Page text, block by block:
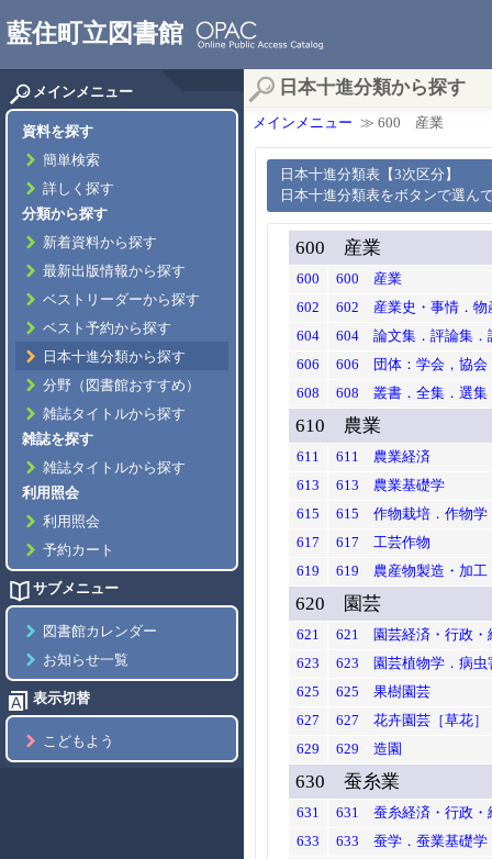
藍住町立図書館
メインメニュー
資料を探す
簡単検索
詳しく探す
分類から探す
新着資料から探す
最新出版情報から探す
ベストリーダーから探す
ベスト予約から探す
日本十進分類から探す
分野（図書館おすすめ）
雑誌タイトルから探す
雑誌を探す
雑誌タイトルから探す
利用照会
利用照会
予約カート
サブメニュー
図書館カレンダー
お知らせ一覧
表示切替
こどもよう
日本十進分類から探す
メインメニュー ≫ 600 産業
日本十進分類表【3次区分】
日本十進分類表をボタンで選ん
600 産業
600
600 産業
602
602 産業史・事情．物
604
604 論文集．評論集．
606
606 団体：学会，協会
608
608 叢書．全集．選集
610 農業
611
611 農業経済
613
613 農業基礎学
615
615 作物栽培．作物学
617
617 工芸作物
619
619 農産物製造・加工
620 園芸
621
621 園芸経済・行政・
623
623 園芸植物学．病虫
625
625 果樹園芸
627
627 花卉園芸［草花］
629
629 造園
630 蚕糸業
631
631 蚕糸経済・行政・
633
633 蚕学．蚕業基礎学